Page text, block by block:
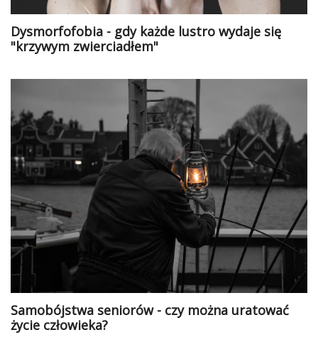
Dysmorfofobia - gdy każde lustro wydaje się
"krzywym zwierciadłem"
Samobójstwa seniorów - czy można uratować
życie człowieka?